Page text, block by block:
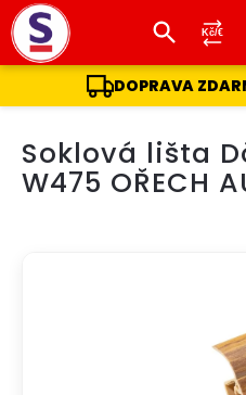
DOPRAVA
obsahSoklová lišta
W475 OŘECH